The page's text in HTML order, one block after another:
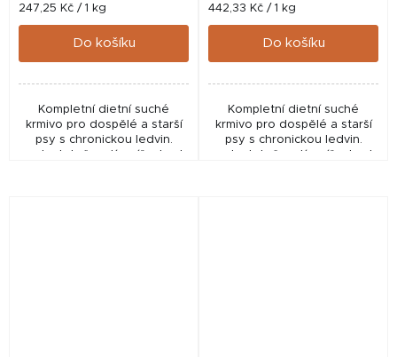
Měrná
cena:
247,25 Kč / 1 kg
Do košíku
Kompletní dietní suché
krmivo pro dospělé a starší
psy s chronickou ledvin.
nedostatečností, sníž. obsah
Měrná
cena:
442,33 Kč / 1 kg
Do košíku
Kompletní dietní suché
krmivo pro dospělé a starší
psy s chronickou ledvin.
nedostatečností, sníž. obsah